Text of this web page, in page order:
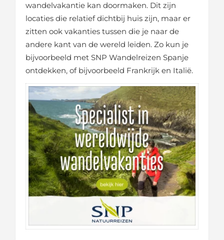
wandelvakantie kan doormaken. Dit zijn
locaties die relatief dichtbij huis zijn, maar er
zitten ook vakanties tussen die je naar de
andere kant van de wereld leiden. Zo kun je
bijvoorbeeld met SNP Wandelreizen Spanje
ontdekken, of bijvoorbeeld Frankrijk en Italië.